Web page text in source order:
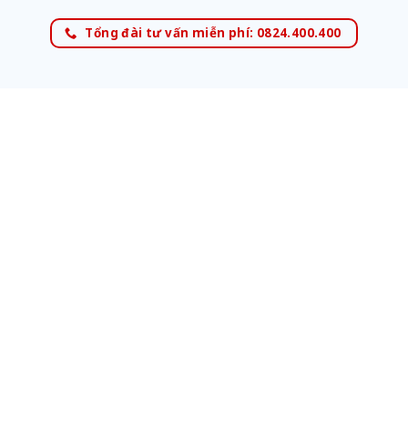
Tổng đài tư vấn miễn phí: 0824.400.400